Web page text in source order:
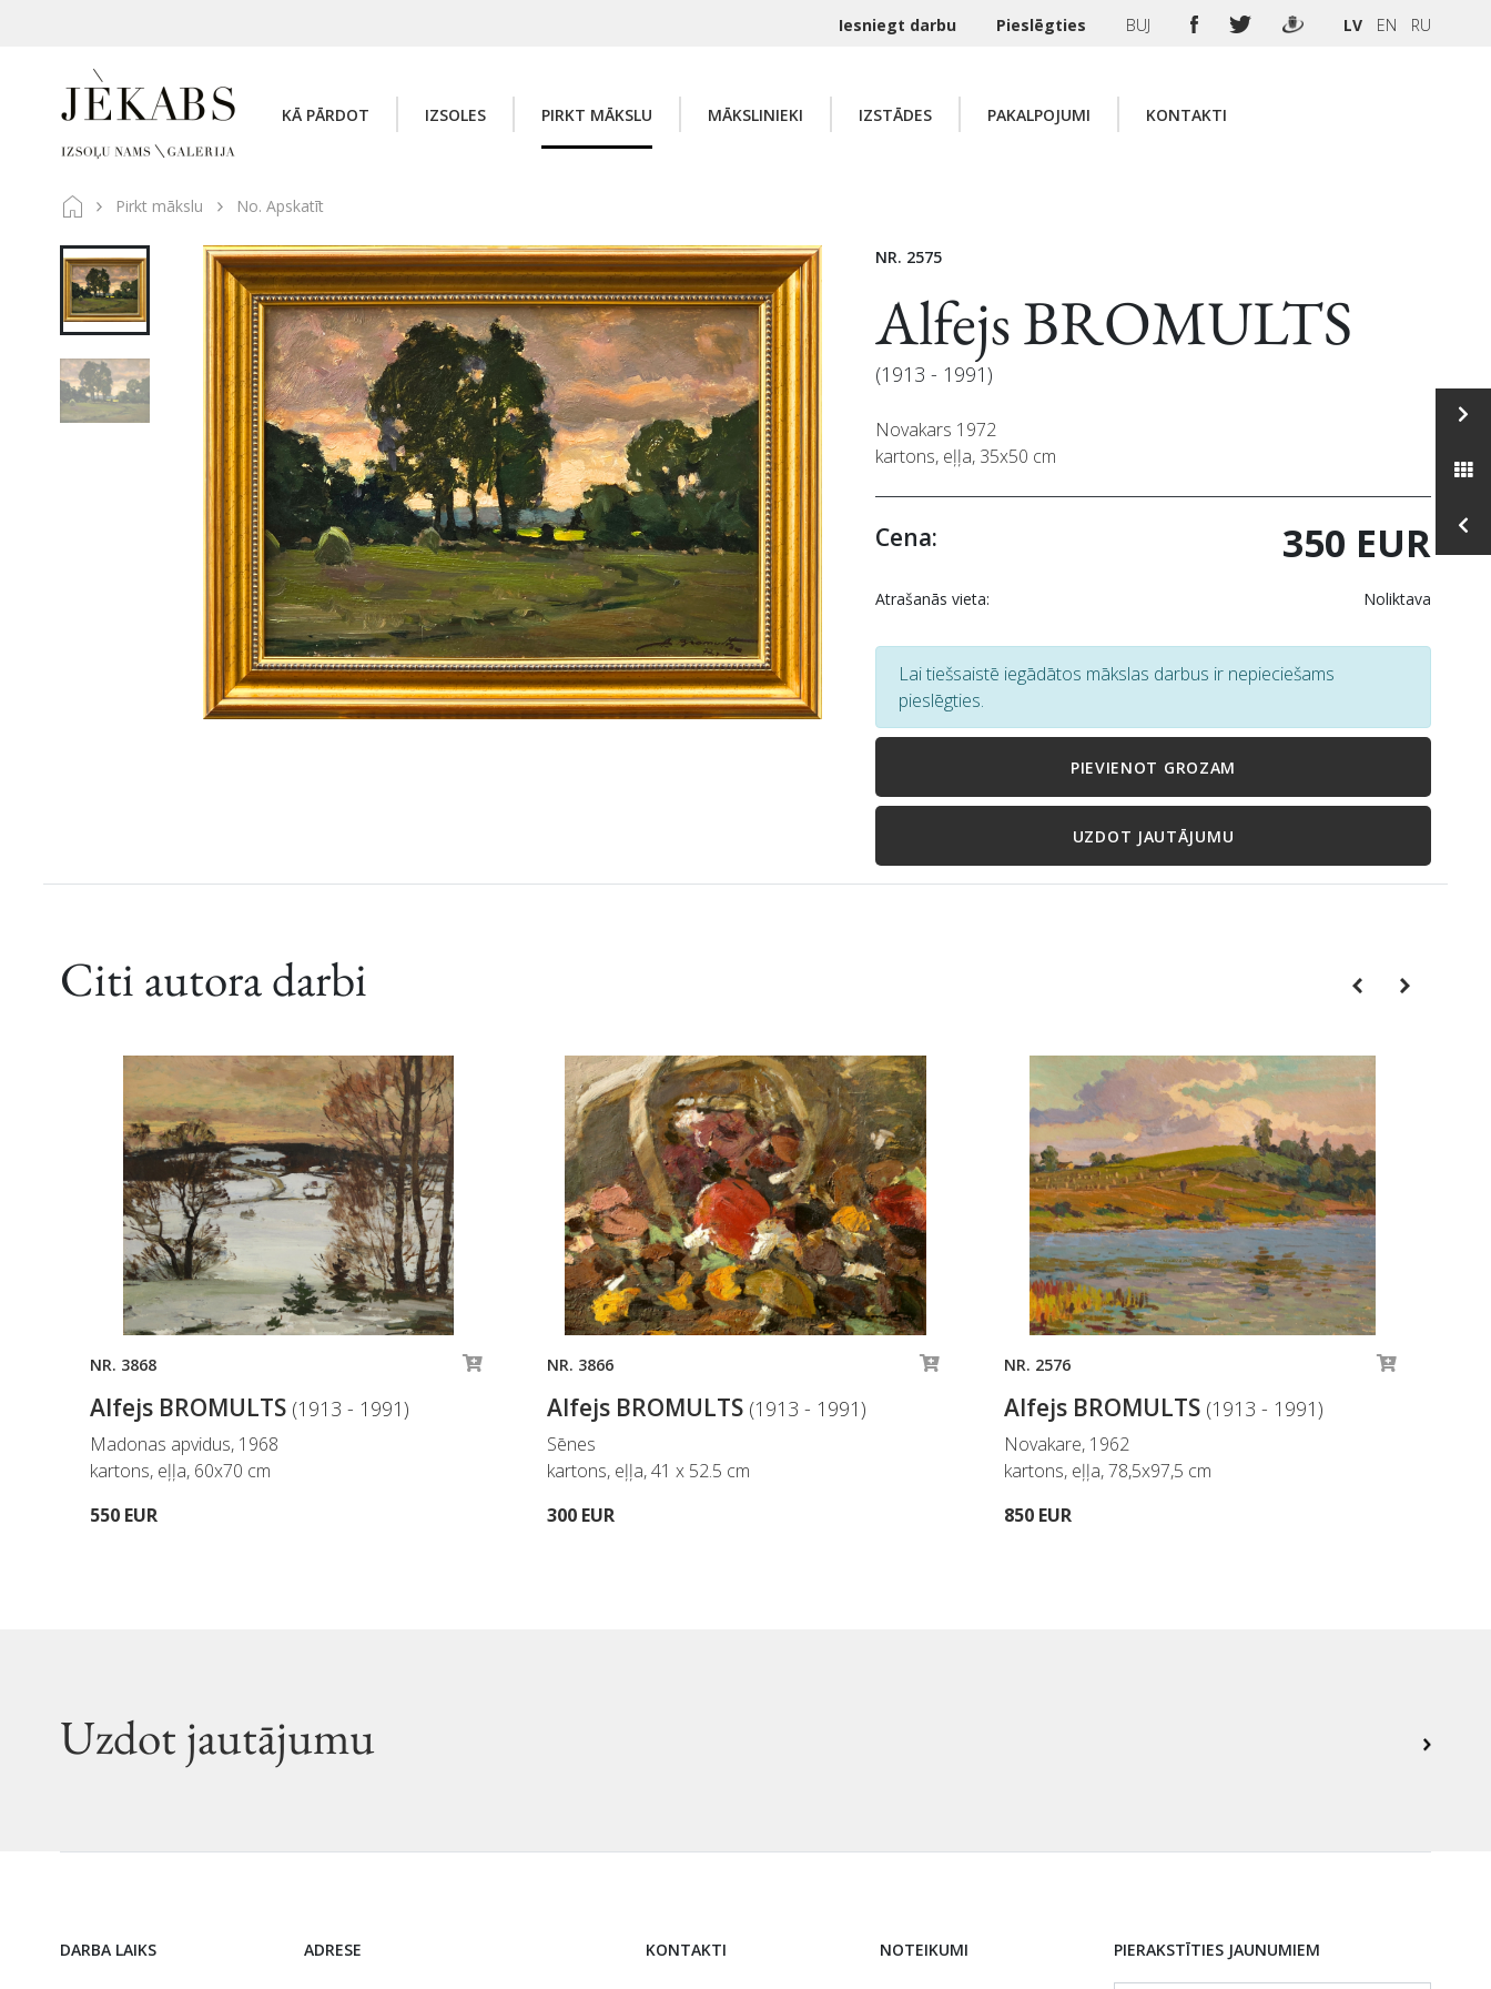
Iesniegt darbu Pieslēgties BUJ LV EN RU
KĀ PĀRDOT IZSOLES PIRKT MĀKSLU MĀKSLINIEKI IZSTĀDES PAKALPOJUMI KONTAKTI
Pirkt mākslu No. Apskatīt
NR. 2575
Alfejs BROMULTS
(1913 - 1991)
Novakars 1972
kartons, eļļa, 35x50 cm
Cena: 350 EUR
Atrašanās vieta: Noliktava
Lai tiešsaistē iegādātos mākslas darbus ir nepieciešams
pieslēgties.
PIEVIENOT GROZAM
UZDOT JAUTĀJUMU
Citi autora darbi PreviousNext
NR. 3868
Alfejs BROMULTS (1913 - 1991)
Madonas apvidus, 1968
kartons, eļļa, 60x70 cm
550 EUR
NR. 3866
Alfejs BROMULTS (1913 - 1991)
Sēnes
kartons, eļļa, 41 x 52.5 cm
300 EUR
NR. 2576
Alfejs BROMULTS (1913 - 1991)
Novakare, 1962
kartons, eļļa, 78,5x97,5 cm
850 EUR
Uzdot jautājumu
DARBA LAIKS ADRESE KONTAKTI NOTEIKUMI PIERAKSTĪTIES JAUNUMIEM